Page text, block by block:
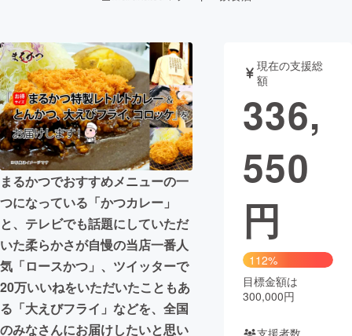
テクノロジー・ガジェット
映像・映画 書籍・雑誌
ビジネス・起業 チャレンジ
まちづくり・地域活性化
CAMPFIRE for Social Good
CAMPFIRE Creation
CAMPFIREふるさと納税 machi-ya コミュニティ
まるかつでおすすめメニューの一
つになっている「かつカレー」
と、テレビでも話題にしていただ
いた柔らかさが自慢の当店一番人
気「ロースかつ」、ツイッターで
20万いいねをいただいたこともあ
る「大えびフライ」などを、全国
のみなさんにお届けしたいと思い
現在の支援総
額
336,
550
円
112%
目標金額は
300,000円
支援者数